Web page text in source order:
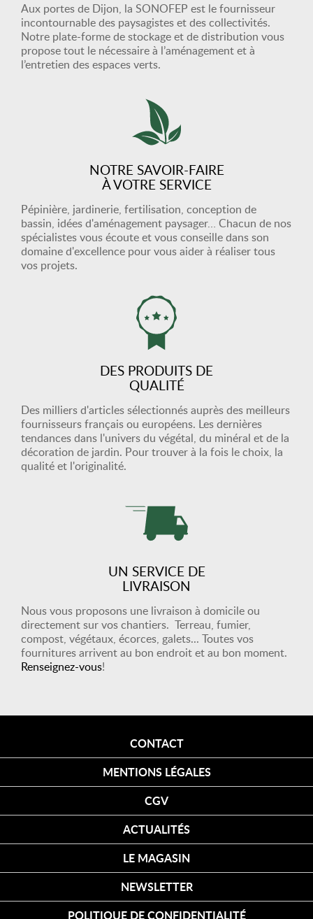
Aux portes de Dijon, la SONOFEP est le fournisseur
incontournable des paysagistes et des collectivités.
Notre plate-forme de stockage et de distribution vous
propose tout le nécessaire à l’aménagement et à
l’entretien des espaces verts.
NOTRE SAVOIR-FAIRE
À VOTRE SERVICE
Pépinière, jardinerie, fertilisation, conception de
bassin, idées d'aménagement paysager… Chacun de nos
spécialistes vous écoute et vous conseille dans son
domaine d'excellence pour vous aider à réaliser tous
vos projets.
DES PRODUITS DE
QUALITÉ
Des milliers d'articles sélectionnés auprès des meilleurs
fournisseurs français ou européens. Les dernières
tendances dans l'univers du végétal, du minéral et de la
décoration de jardin. Pour trouver à la fois le choix, la
qualité et l'originalité.
UN SERVICE DE
LIVRAISON
Nous vous proposons une livraison à domicile ou
directement sur vos chantiers. Terreau, fumier,
compost, végétaux, écorces, galets... Toutes vos
fournitures arrivent au bon endroit et au bon moment.
Renseignez-vous!
CONTACT
MENTIONS LÉGALES
CGV
ACTUALITÉS
LE MAGASIN
NEWSLETTER
POLITIQUE DE CONFIDENTIALITÉ